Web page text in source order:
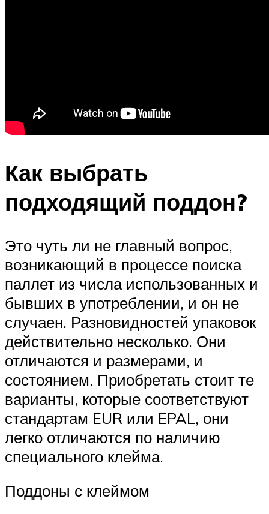
Как выбрать
подходящий поддон?
Это чуть ли не главный вопрос,
возникающий в процессе поиска
паллет из числа использованных и
бывших в употреблении, и он не
случаен. Разновидностей упаковок
действительно несколько. Они
отличаются и размерами, и
состоянием. Приобретать стоит те
варианты, которые соответствуют
стандартам EUR или EPAL, они
легко отличаются по наличию
специального клейма.
Поддоны с клеймом